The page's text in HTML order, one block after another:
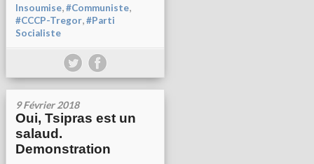
Insoumise,#Communiste,
#CCCP-Tregor,#Parti
Socialiste
9 Février 2018
Oui, Tsipras est un
salaud.
Demonstration